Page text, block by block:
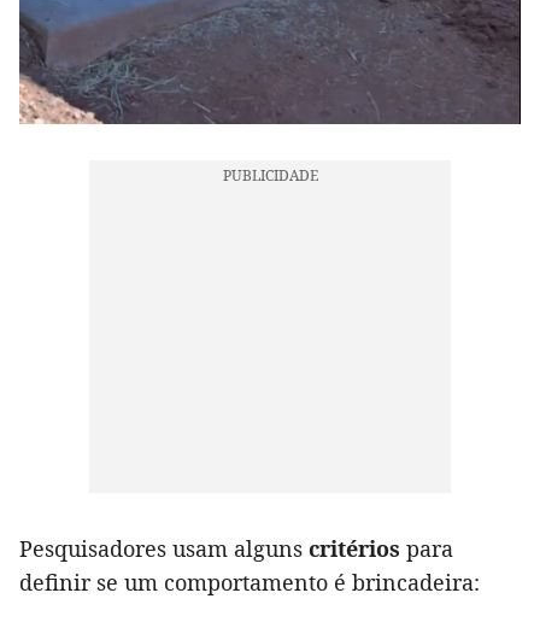
Pesquisadores usam alguns critérios para
definir se um comportamento é brincadeira: